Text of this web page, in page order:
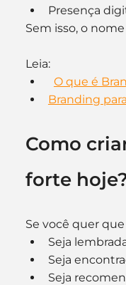
Presença
Sem isso, o
Leia:
O que é
Branding
Como
forte
Se você quer
Seja
Seja
Seja